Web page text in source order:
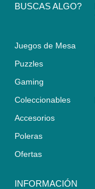
BUSCAS ALGO?
Juegos de Mesa
Puzzles
Gaming
Coleccionables
Accesorios
Poleras
Ofertas
INFORMACIÓN